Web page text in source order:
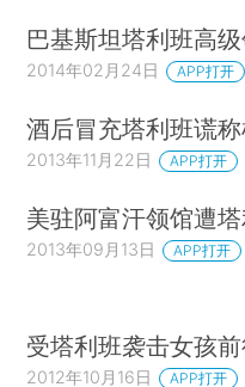
巴基斯坦塔利班高
2014年02月24日 APP打开
酒后冒充塔利班谎
2013年11月22日 APP打开
美驻阿富汗领馆遭
2013年09月13日 APP打开
受塔利班袭击女孩
2012年10月16日 APP打开